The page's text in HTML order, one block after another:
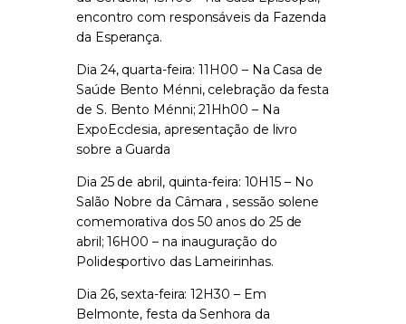
encontro com responsáveis da Fazenda
da Esperança.
Dia 24, quarta-feira: 11H00 – Na Casa de
Saúde Bento Ménni, celebração da festa
de S. Bento Ménni; 21Hh00 – Na
ExpoEcclesia, apresentação de livro
sobre a Guarda
Dia 25 de abril, quinta-feira: 10H15 – No
Salão Nobre da Câmara , sessão solene
comemorativa dos 50 anos do 25 de
abril; 16H00 – na inauguração do
Polidesportivo das Lameirinhas.
Dia 26, sexta-feira: 12H30 – Em
Belmonte, festa da Senhora da